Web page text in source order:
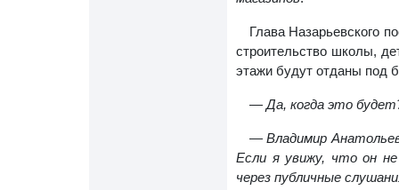
Глава Назарьевского
строительство школы,
этажи будут отданы под
— Да, когда это
— Владимир
Если я увижу, что он
через публичные